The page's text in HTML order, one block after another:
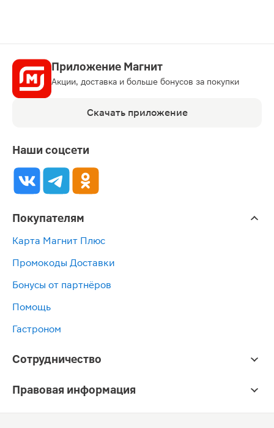
Приложение Магнит
Акции, доставка и больше бонусов за покупки
Скачать приложение
Наши соцсети
Покупателям
Карта Магнит Плюс
Промокоды Доставки
Бонусы от партнёров
Помощь
Гастроном
Сотрудничество
Правовая информация